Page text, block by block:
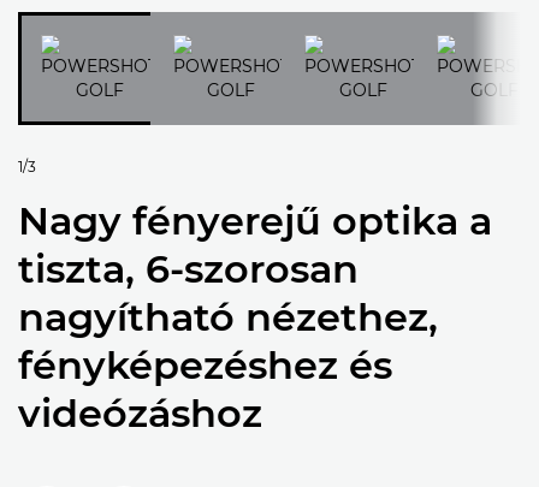
1/3
Nagy fényerejű optika a
tiszta, 6-szorosan
nagyítható nézethez,
fényképezéshez és
videózáshoz